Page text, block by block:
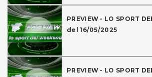
PREVIEW - LO SPORT
del 16/05/2025
PREVIEW - LO SPORT